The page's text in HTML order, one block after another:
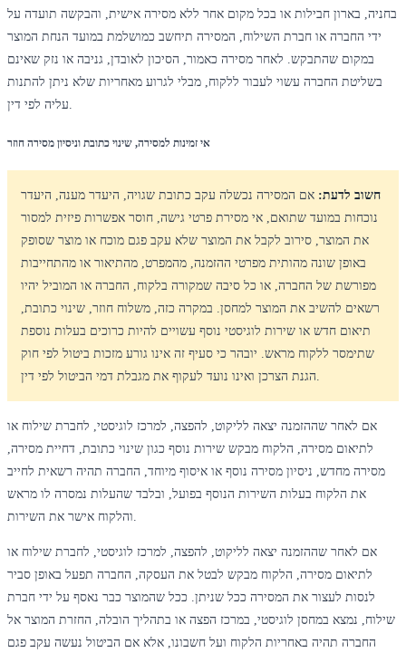
בחניה, בארון חבילות או בכל מקום אחר ללא מסירה אישית, והבקשה תועדה על
ידי החברה או חברת השילוח, המסירה תיחשב כמושלמת במועד הנחת המוצר
במקום שהתבקש. לאחר מסירה כאמור, הסיכון לאובדן, גניבה או נזק שאינם
בשליטת החברה עשוי לעבור ללקוח, מבלי לגרוע מאחריות שלא ניתן להתנות
עליה לפי דין.
אי זמינות למסירה, שינוי כתובת וניסיון מסירה חוזר
חשוב לדעת: אם המסירה נכשלה עקב כתובת שגויה, היעדר מענה, היעדר
נוכחות במועד שתואם, אי מסירת פרטי גישה, חוסר אפשרות פיזית למסור
את המוצר, סירוב לקבל את המוצר שלא עקב פגם מוכח או מוצר שסופק
באופן שונה מהותית מפרטי ההזמנה, מהמפרט, מהתיאור או מהתחייבות
מפורשת של החברה, או כל סיבה שמקורה בלקוח, החברה או המוביל יהיו
רשאים להשיב את המוצר למחסן. במקרה כזה, משלוח חוזר, שינוי כתובת,
תיאום חדש או שירות לוגיסטי נוסף עשויים להיות כרוכים בעלות נוספת
שתימסר ללקוח מראש. יובהר כי סעיף זה אינו גורע מזכות ביטול לפי חוק
הגנת הצרכן ואינו נועד לעקוף את מגבלת דמי הביטול לפי דין.
אם לאחר שההזמנה יצאה לליקוט, להפצה, למרכז לוגיסטי, לחברת שילוח או
לתיאום מסירה, הלקוח מבקש שירות נוסף כגון שינוי כתובת, דחיית מסירה,
מסירה מחדש, ניסיון מסירה נוסף או איסוף מיוחד, החברה תהיה רשאית לחייב
את הלקוח בעלות השירות הנוסף בפועל, ובלבד שהעלות נמסרה לו מראש
אם לאחר שההזמנה יצאה לליקוט, להפצה, למרכז לוגיסטי, לחברת שילוח או
לתיאום מסירה, הלקוח מבקש לבטל את העסקה, החברה תפעל באופן סביר
לנסות לעצור את המסירה ככל שניתן. ככל שהמוצר כבר נאסף על ידי חברת
שילוח, נמצא במחסן לוגיסטי, במרכז הפצה או בתהליך הובלה, החזרת המוצר אל
החברה תהיה באחריות הלקוח ועל חשבונו, אלא אם הביטול נעשה עקב פגם